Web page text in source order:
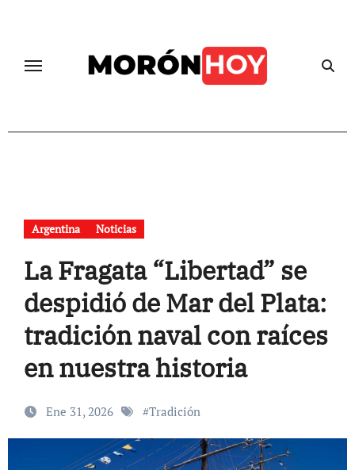
Argentina Noticias
La Fragata “Libertad” se
despidió de Mar del Plata:
tradición naval con raíces
en nuestra historia
Ene 31, 2026 #Tradición